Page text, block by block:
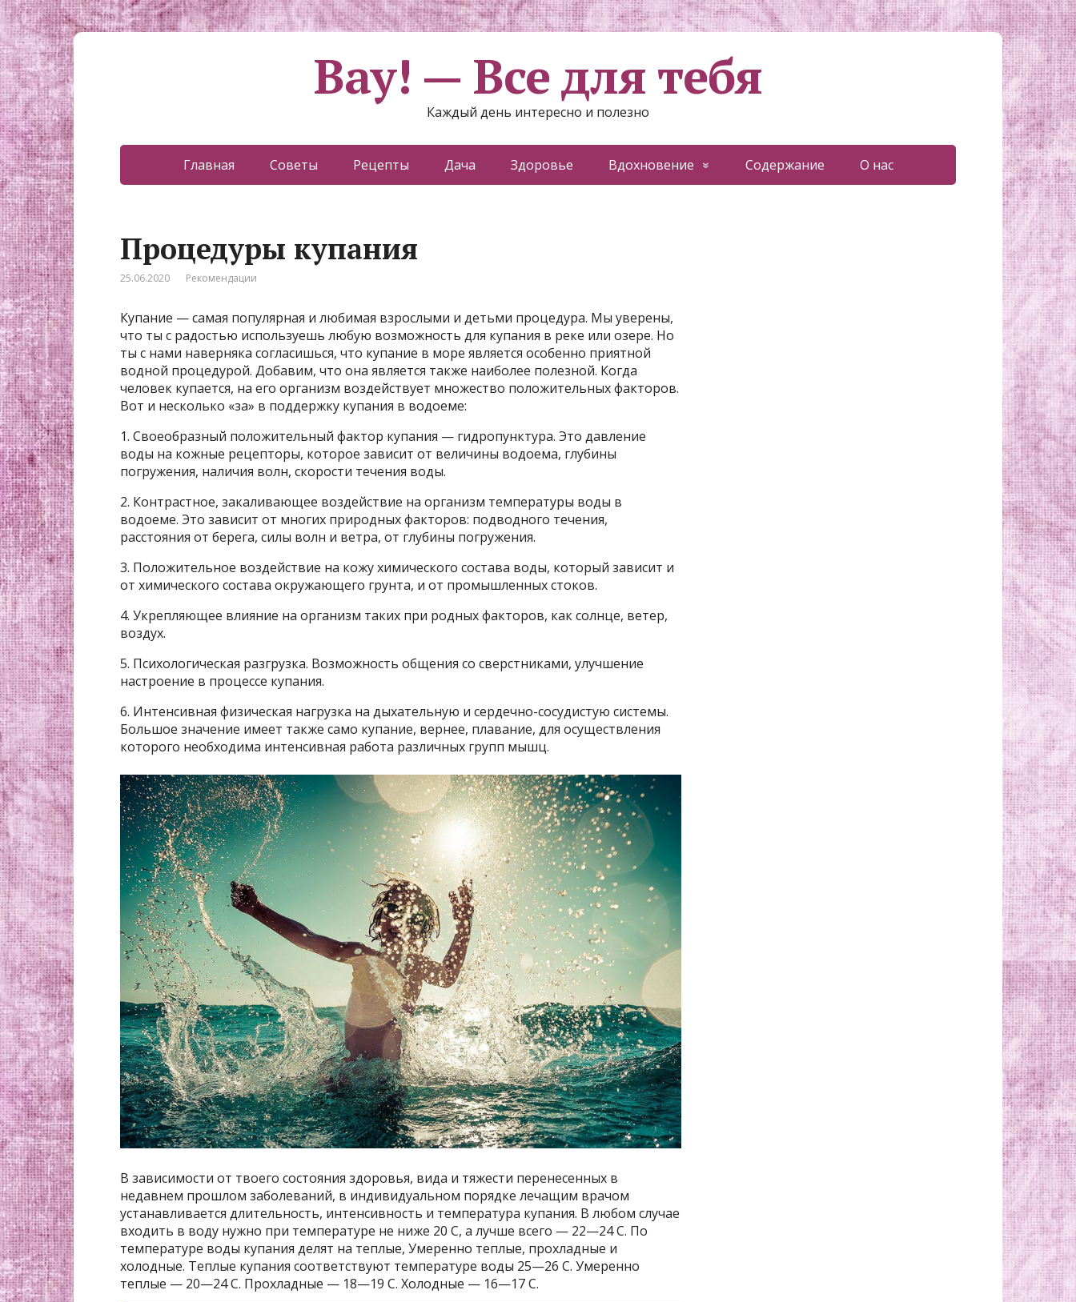
Вау! — Все для тебя
Каждый день интересно и полезно
Главная Советы Рецепты Дача Здоровье Вдохновение Содержание О нас
Процедуры купания
25.06.2020 Рекомендации
Купание — самая популярная и любимая взрослыми и детьми процедура. Мы уверены,
что ты с радостью используешь любую возможность для купания в реке или озере. Но
ты с нами наверняка согласишься, что купание в море является особенно приятной
водной процедурой. Добавим, что она является также наиболее полезной. Когда
человек купается, на его организм воздействует множество положительных факторов.
Вот и несколько «за» в поддержку купания в водоеме:
1. Своеобразный положительный фактор купания — гидропунктура. Это давление
воды на кожные рецепторы, которое зависит от величины водоема, глубины
погружения, наличия волн, скорости течения воды.
2. Контрастное, закаливающее воздействие на организм температуры воды в
водоеме. Это зависит от многих природных факторов: подводного течения,
расстояния от берега, силы волн и ветра, от глубины погружения.
3. Положительное воздействие на кожу химического состава воды, который зависит и
от химического состава окружающего грунта, и от промышленных стоков.
4. Укрепляющее влияние на организм таких при родных факторов, как солнце, ветер,
воздух.
5. Психологическая разгрузка. Возможность общения со сверстниками, улучшение
настроение в процессе купания.
6. Интенсивная физическая нагрузка на дыхательную и сердечно-сосудистую системы.
Большое значение имеет также само купание, вернее, плавание, для осуществления
которого необходима интенсивная работа различных групп мышц.
В зависимости от твоего состояния здоровья, вида и тяжести перенесенных в
недавнем прошлом заболеваний, в индивидуальном порядке лечащим врачом
устанавливается длительность, интенсивность и температура купания. В любом случае
входить в воду нужно при температуре не ниже 20 С, а лучше всего — 22—24 С. По
температуре воды купания делят на теплые, Умеренно теплые, прохладные и
холодные. Теплые купания соответствуют температуре воды 25—26 С. Умеренно
теплые — 20—24 С. Прохладные — 18—19 С. Холодные — 16—17 С.